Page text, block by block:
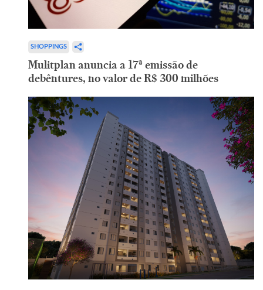
SHOPPINGS
Mulitplan anuncia a 17ª emissão de
debêntures, no valor de R$ 300 milhões